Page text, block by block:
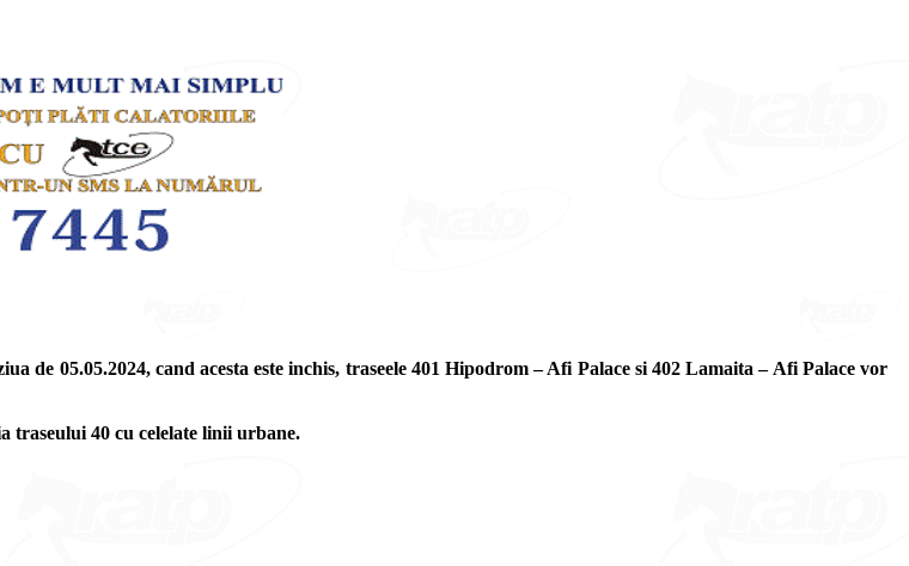
05.05.2024, cand acesta este inchis, traseele 401 Hipodrom – Afi Palace si 402 Lamaita – Afi Palace vor
traseului 40 cu celelate linii urbane.